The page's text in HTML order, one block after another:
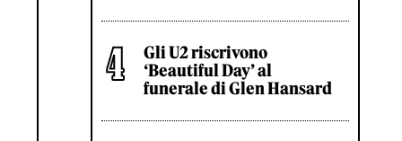
Gli U2 riscrivono
‘Beautiful Day’ al
funerale di Glen Hansard